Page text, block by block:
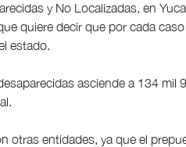
y No Localizadas, en
quiere decir que por cada
estado.
asciende a 134 mil
otras entidades, ya que el